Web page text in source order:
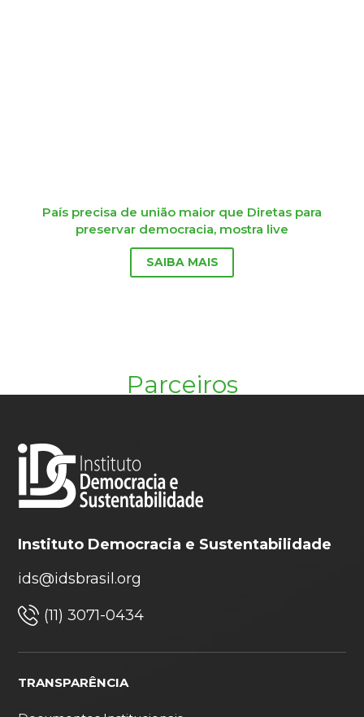
País precisa de união maior que Diretas para
preservar democracia, mostra live
SAIBA MAIS
Parceiros
Instituto Democracia e Sustentabilidade
ids@idsbrasil.org
(11) 3071-0434
TRANSPARÊNCIA